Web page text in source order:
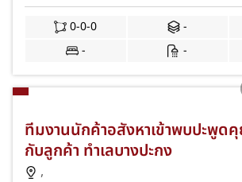
0-0-0 -
-
-
ทีมงานนักค้าอสังหาเข้าพบปะพูดคุ
กับลูกค้า ทำเลบางปะกง
,